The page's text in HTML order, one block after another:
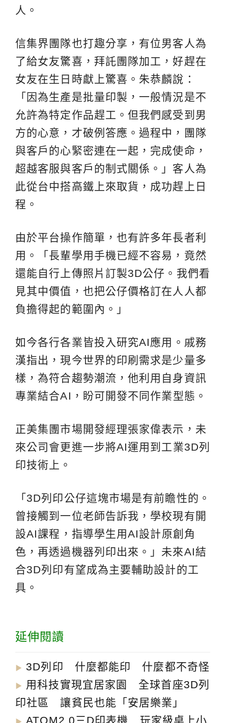
人。
信集界團隊也打趣分享，有位男客人為
了給女友驚喜，拜託團隊加工，好趕在
女友在生日時獻上驚喜。朱恭麟說：
「因為生產是批量印製，一般情況是不
允許為特定作品趕工。但我們感受到男
方的心意，才破例答應。過程中，團隊
與客戶的心緊密連在一起，完成使命，
超越客服與客戶的制式關係。」客人為
此從台中搭高鐵上來取貨，成功趕上日
程。
由於平台操作簡單，也有許多年長者利
用。「長輩學用手機已經不容易，竟然
還能自行上傳照片訂製3D公仔。我們看
見其中價值，也把公仔價格訂在人人都
負擔得起的範圍內。」
如今各行各業皆投入研究AI應用。戚務
漢指出，現今世界的印刷需求是少量多
樣，為符合趨勢潮流，他利用自身資訊
專業結合AI，盼可開發不同作業型態。
正美集團市場開發經理張家偉表示，未
來公司會更進一步將AI運用到工業3D列
印技術上。
「3D列印公仔這塊市場是有前瞻性的。
曾接觸到一位老師告訴我，學校現有開
設AI課程，指導學生用AI設計原創角
色，再透過機器列印出來。」未來AI結
合3D列印有望成為主要輔助設計的工
具。
延伸閱讀
▶︎ 3D列印 什麼都能印 什麼都不奇怪
▶︎
用科技實現宜居家園 全球首座3D列
印社區 讓貧民也能「安居樂業」
ATOM2.0三D印表機 玩家級桌上小